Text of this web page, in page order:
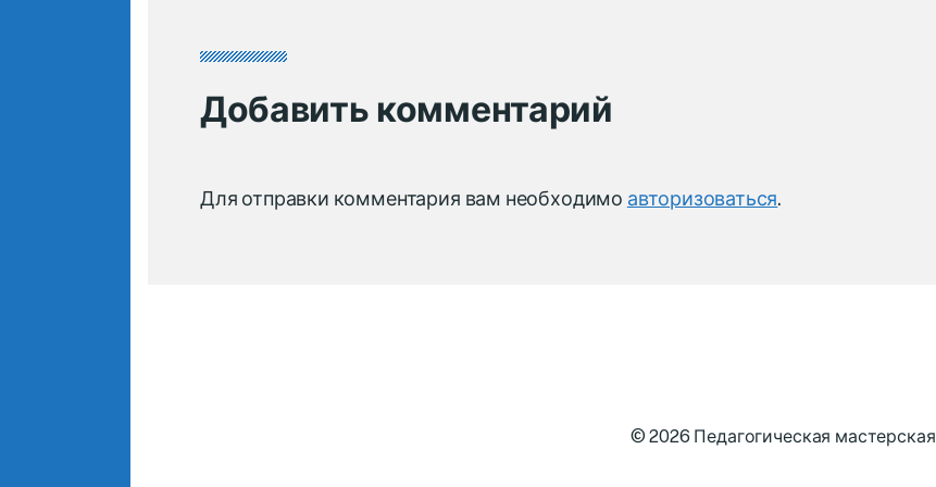
Добавить комментарий
Для отправки комментария вам необходимо авторизоваться.
© 2026 Педагогическая мастерская